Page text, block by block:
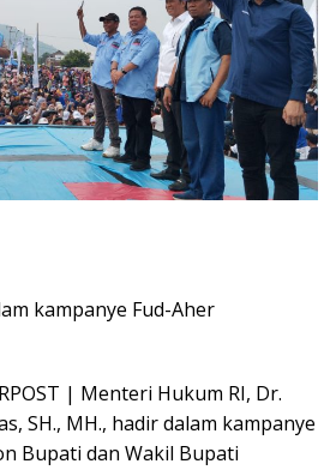
kampanye Fud-Aher
| Menteri Hukum RI, Dr.
SH., MH., hadir dalam kampanye
Bupati dan Wakil Bupati